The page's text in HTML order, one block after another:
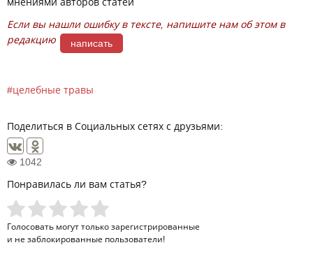
Если вы нашли ошибку в тексте, напишите нам об этом в
редакцию
написать
целебные травы
Поделиться в Социальных сетях с друзьями:
1042
Понравилась ли вам статья?
Голосовать могут только зарегистрированные
и не заблокированные пользователи!